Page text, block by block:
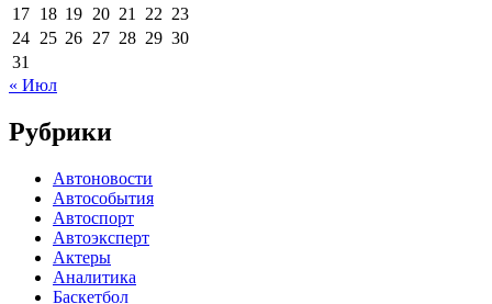
17 18 19 20 21 22 23
24 25 26 27 28 29 30
31
« Июл
Рубрики
Автоновости
Автособытия
Автоспорт
Автоэксперт
Актеры
Аналитика
Баскетбол